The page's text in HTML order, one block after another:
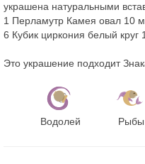
украшена натуральными
1 Перламутр Камея овал 10
6 Кубик циркония белый круг
Это украшение подходит
Водолей Рыбы